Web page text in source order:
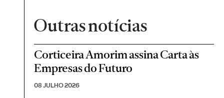
Outras notícias
Corticeira Amorim assina Carta às
Empresas do Futuro
08 JULHO 2026